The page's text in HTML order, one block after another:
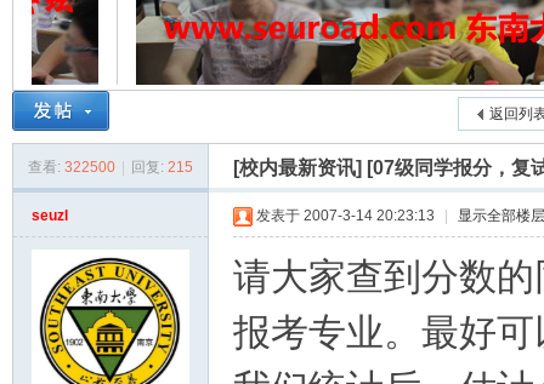
返回列
查看: 322500 回复: 215 [校内最新资讯] [07级同学报分，复
seuzl 发表于 2007-3-14 20:23:13 显示全部楼层
请大家查到分数
报考专业。最好